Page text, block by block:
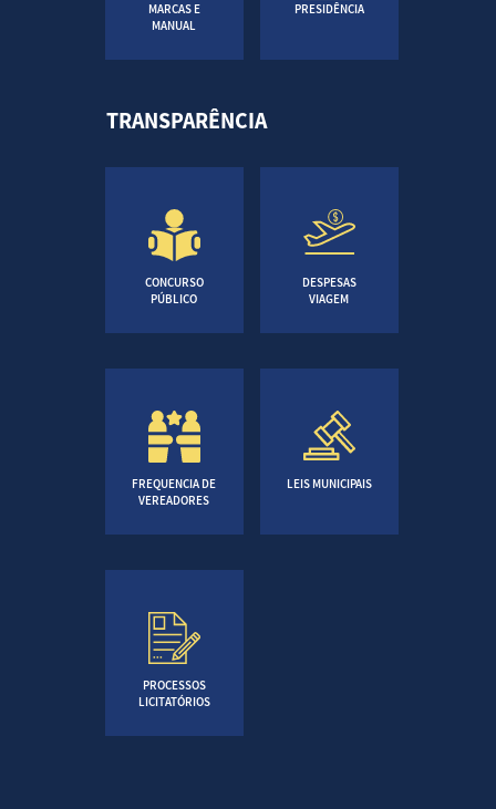
MARCAS E
MANUAL
PRESIDÊNCIA
TRANSPARÊNCIA
CONCURSO
PÚBLICO
DESPESAS
VIAGEM
FREQUENCIA DE
VEREADORES
LEIS MUNICIPAIS
PROCESSOS
LICITATÓRIOS